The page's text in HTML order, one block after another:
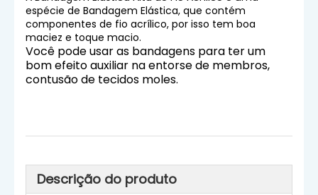
espécie de Bandagem Elástica, que contém
componentes de fio acrílico, por isso tem boa
maciez e toque macio.
Você pode usar as bandagens para ter um
bom efeito auxiliar na entorse de membros,
contusão de tecidos moles.
Descrição do produto